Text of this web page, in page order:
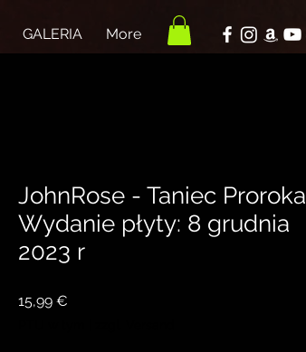
GALERIA More
JohnRose - Taniec Proroka |
Wydanie płyty: 8 grudnia
2023 r
15,99 €